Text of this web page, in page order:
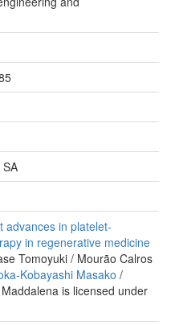
advances in platelet-
in regenerative medicine
Tomoyuki / Mourão Calros
Kobayashi Masako /
is licensed under